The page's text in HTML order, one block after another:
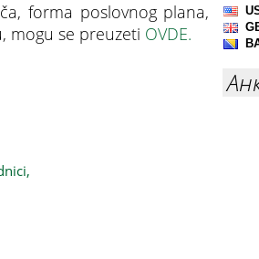
forma poslovnog plana,
mogu se preuzeti OVDE.